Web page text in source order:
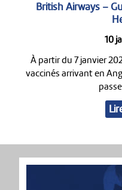
British Airways –
10
À partir du 7 janvier
vaccinés arrivant en